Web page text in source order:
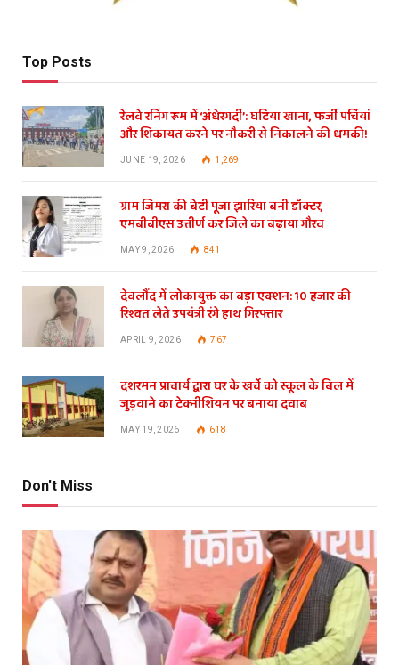
Top Posts
रेलवे रनिंग रूम में ‘अंधेरगर्दी’: घटिया खाना, फर्जी पर्चियां
और शिकायत करने पर नौकरी से निकालने की धमकी!
JUNE 19, 2026 1,269
ग्राम जिमरा की बेटी पूजा झारिया बनी डॉक्टर,
एमबीबीएस उत्तीर्ण कर जिले का बढ़ाया गौरव
MAY 9, 2026 841
देवलौंद में लोकायुक्त का बड़ा एक्शन: 10 हजार की
रिश्वत लेते उपयंत्री रंगे हाथ गिरफ्तार
APRIL 9, 2026 767
दशरमन प्राचार्य द्वारा घर के खर्चे को स्कूल के बिल में
जुड़वाने का टेक्नीशियन पर बनाया दवाब
MAY 19, 2026 618
Don't Miss